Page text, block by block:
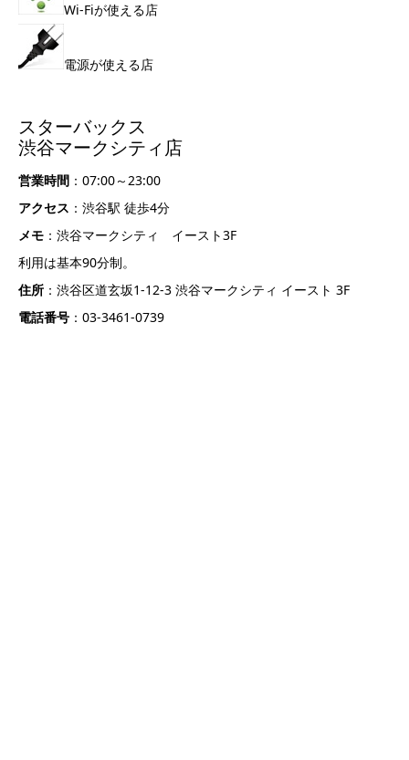
Wi-Fiが使える店
電源が使える店
スターバックス
渋谷マークシティ店
営業時間 ：07:00～23:00
アクセス ：渋谷駅 徒歩4分
メモ ：渋谷マークシティ イースト3F
利用は基本90分制。
住所 ：渋谷区道玄坂1-12-3 渋谷マークシティ イースト 3F
電話番号 ：03-3461-0739